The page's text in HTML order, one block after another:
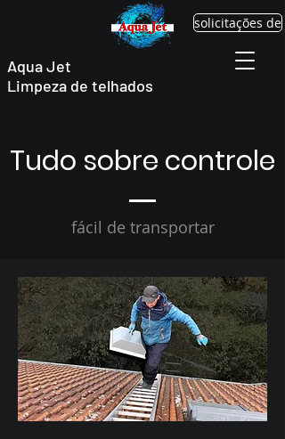
Aqua Jet
Limpeza de telhados
solicitações de
Tudo sobre controle
fácil de transportar